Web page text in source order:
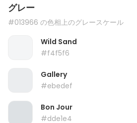
グレー
#013966 の色相上のグレースケール
Wild Sand
#f4f5f6
Gallery
#ebedef
Bon Jour
#dde1e4